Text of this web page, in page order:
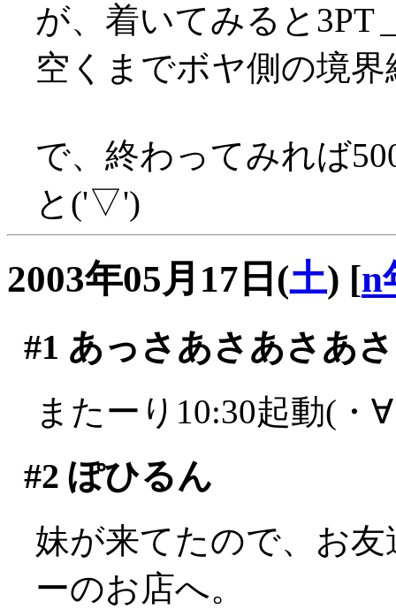
が、着いてみると3PT
空くまでボヤ側の境
で、終わってみれば
と('▽')
2003年05月17日(土) [n
#1 あっさあさあさあ
またーり10:30起動(・
#2 ぽひるん
妹が来てたので、お
ーのお店へ。